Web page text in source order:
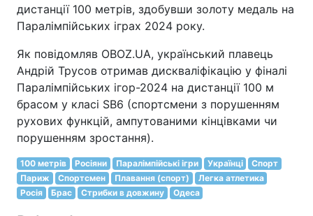
дистанції 100 метрів, здобувши золоту медаль на
Паралімпійських іграх 2024 року.
Як повідомляв OBOZ.UA, український плавець
Андрій Трусов отримав дискваліфікацію у фіналі
Паралімпійських ігор-2024 на дистанції 100 м
брасом у класі SB6 (спортсмени з порушенням
рухових функцій, ампутованими кінцівками чи
порушенням зростання).
100 метрів Росіяни Паралімпійські ігри Українці
Спорт
Париж
Спортсмен Плавання (спорт)
Легка атлетика
Росія
Брас Стрибки в довжину Одеса